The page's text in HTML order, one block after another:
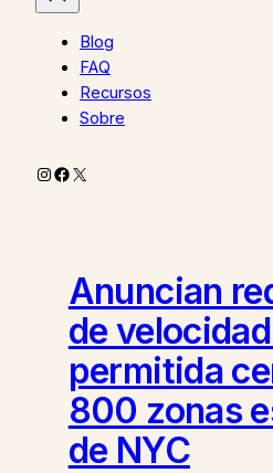
Blog
FAQ
Recursos
Sobre
Instagram
Facebook
X
Anuncian
de
permitida
800 zonas
de NYC